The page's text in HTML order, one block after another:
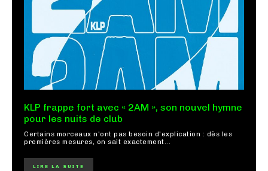
KLP frappe fort avec « 2AM », son nouvel hymne
pour les nuits de club
Certains morceaux n'ont pas besoin d'explication : dès les
premières mesures, on sait exactement...
LIRE LA SUITE